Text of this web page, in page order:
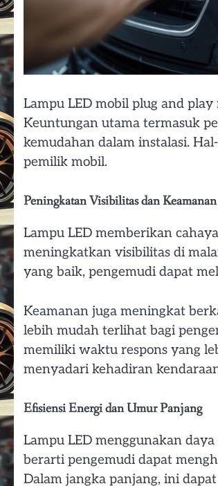
Lampu LED mobil plug and
Keuntungan utama termasuk
kemudahan dalam instalasi.
pemilik mobil.
Peningkatan Visibilitas dan Keamanan
Lampu LED memberikan
meningkatkan visibilitas di
yang baik, pengemudi dapat
Keamanan juga meningkat
lebih mudah terlihat bagi
memiliki waktu respons yang
menyadari kehadiran
Efisiensi Energi dan Umur Panjang
Lampu LED menggunakan
berarti pengemudi dapat
Dalam jangka panjang, ini